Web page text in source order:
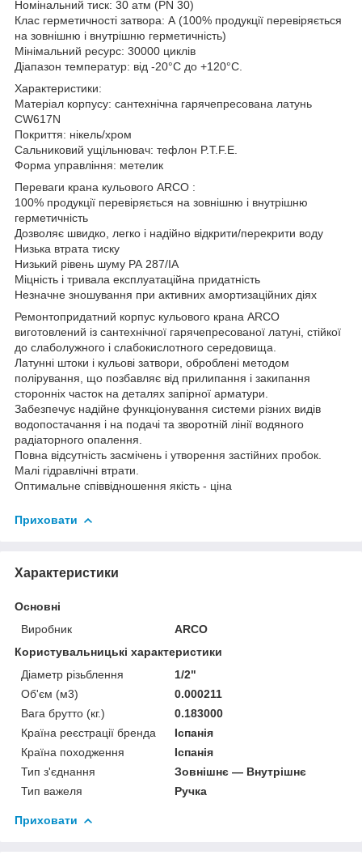
Номінальний тиск: 30 атм (PN 30)
Клас герметичності затвора: А (100% продукції перевіряється
на зовнішню і внутрішню герметичність)
Мінімальний ресурс: 30000 циклів
Діапазон температур: від -20°С до +120°С.
Характеристики:
Матеріал корпусу: сантехнічна гарячепресована латунь
CW617N
Покриття: нікель/хром
Сальниковий ущільнювач: тефлон P.T.F.E.
Форма управління: метелик
Переваги крана кульового ARCO :
100% продукції перевіряється на зовнішню і внутрішню
герметичність
Дозволяє швидко, легко і надійно відкрити/перекрити воду
Низька втрата тиску
Низький рівень шуму РА 287/IA
Міцність і тривала експлуатаційна придатність
Незначне зношування при активних амортизаційних діях
Ремонтопридатний корпус кульового крана ARCO
виготовлений із сантехнічної гарячепресованої латуні, стійкої
до слаболужного і слабокислотного середовища.
Латунні штоки і кульові затвори, оброблені методом
полірування, що позбавляє від прилипання і закипання
сторонніх часток на деталях запірної арматури.
Забезпечує надійне функціонування системи різних видів
водопостачання і на подачі та зворотній лінії водяного
радіаторного опалення.
Повна відсутність засмічень і утворення застійних пробок.
Малі гідравлічні втрати.
Оптимальне співвідношення якість - ціна
Приховати
Характеристики
Основні
Виробник
ARCO
Користувальницькі характеристики
Діаметр різьблення
1/2"
Об'єм (м3)
0.000211
Вага брутто (кг.)
0.183000
Країна реєстрації бренда
Іспанія
Країна походження
Іспанія
Тип з'єднання
Зовнішнє — Внутрішнє
Тип важеля
Ручка
Приховати